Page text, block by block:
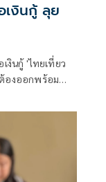
เงินกู้ ลุย
งินกู้ 'ไทยเที่ยว
องออกพร้อม